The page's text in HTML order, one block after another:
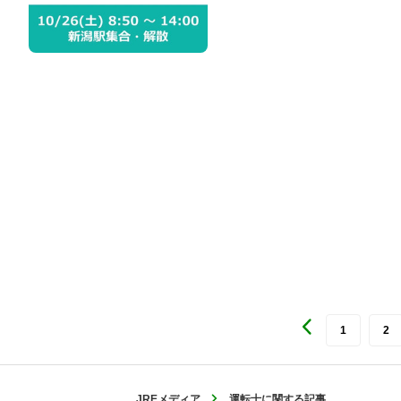
1 2